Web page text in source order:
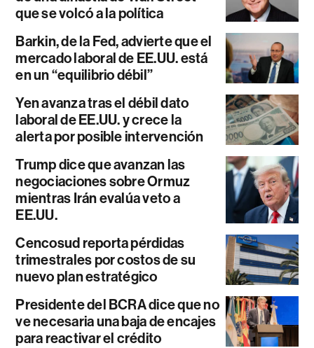
que se volcó a la política
Barkin, de la Fed, advierte que el
mercado laboral de EE.UU. está
en un “equilibrio débil”
Yen avanza tras el débil dato
laboral de EE.UU. y crece la
alerta por posible intervención
Trump dice que avanzan las
negociaciones sobre Ormuz
mientras Irán evalúa veto a
EE.UU.
Cencosud reporta pérdidas
trimestrales por costos de su
nuevo plan estratégico
Presidente del BCRA dice que no
ve necesaria una baja de encajes
para reactivar el crédito